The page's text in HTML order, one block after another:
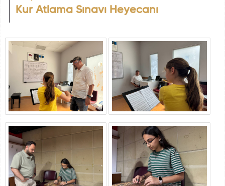
Kur Atlama Sınavı Heyecanı